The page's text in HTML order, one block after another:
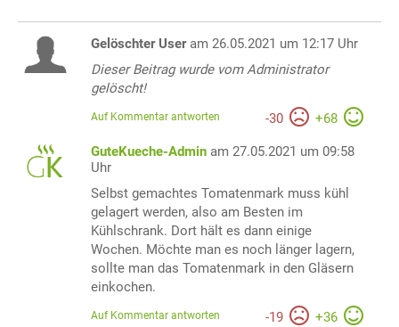
Gelöschter User am 26.05.2021 um 12:17 Uhr
Dieser Beitrag wurde vom Administrator
gelöscht!
-30 +68
Auf Kommentar antworten
GuteKueche-Admin am 27.05.2021 um 09:58
Uhr
Selbst gemachtes Tomatenmark muss kühl
gelagert werden, also am Besten im
Kühlschrank. Dort hält es dann einige
Wochen. Möchte man es noch länger lagern,
sollte man das Tomatenmark in den Gläsern
einkochen.
-19 +36
Auf Kommentar antworten